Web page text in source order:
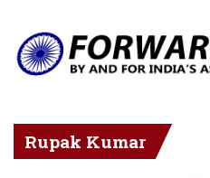
Rupak Kumar